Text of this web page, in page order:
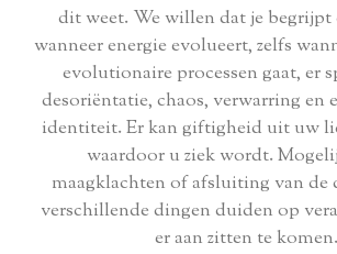
dit weet. We willen dat je begrijpt
wanneer energie evolueert, zelfs
evolutionaire processen gaat, er
desoriëntatie, chaos, verwarring en
identiteit. Er kan giftigheid uit uw
waardoor u ziek wordt.
maagklachten of afsluiting van de
verschillende dingen duiden op
er aan zitten te komen.